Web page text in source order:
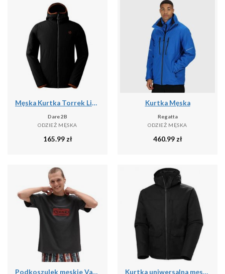
Męska Kurtka Torrek Lite Air
Dare 2B
ODZIEŻ MĘSKA
165.99 zł
Kurtka Męska
Regatta
ODZIEŻ MĘSKA
460.99 zł
Podkoszulek męskie Vans X Curren X Knost Kurtka uniwersalna męska Helly Hansen Chill 3.0